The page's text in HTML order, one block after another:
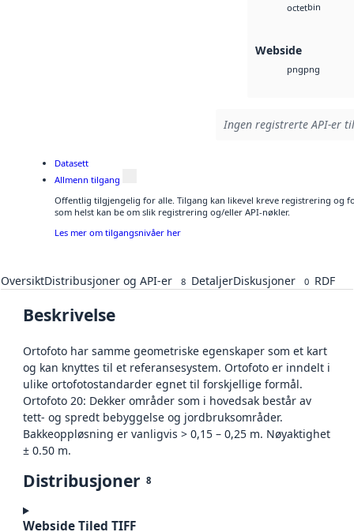
octetbin
Webside
pngpng
Ingen registrerte API-er
Datasett
Allmenn tilgang
Offentlig tilgjengelig for alle. Tilgang kan likevel kreve registrering og
som helst kan be om slik registrering og/eller API-nøkler.
Les mer om tilgangsnivåer her
OversiktDistribusjoner og API-er 8 DetaljerDiskusjoner 0 RDF
Beskrivelse
Ortofoto har samme geometriske egenskaper som et kart
og kan knyttes til et referansesystem. Ortofoto er inndelt i
ulike ortofotostandarder egnet til forskjellige formål.
Ortofoto 20: Dekker områder som i hovedsak består av
tett- og spredt bebyggelse og jordbruksområder.
Bakkeoppløsning er vanligvis > 0,15 – 0,25 m. Nøyaktighet
± 0.50 m.
Distribusjoner 8
Webside Tiled TIFF